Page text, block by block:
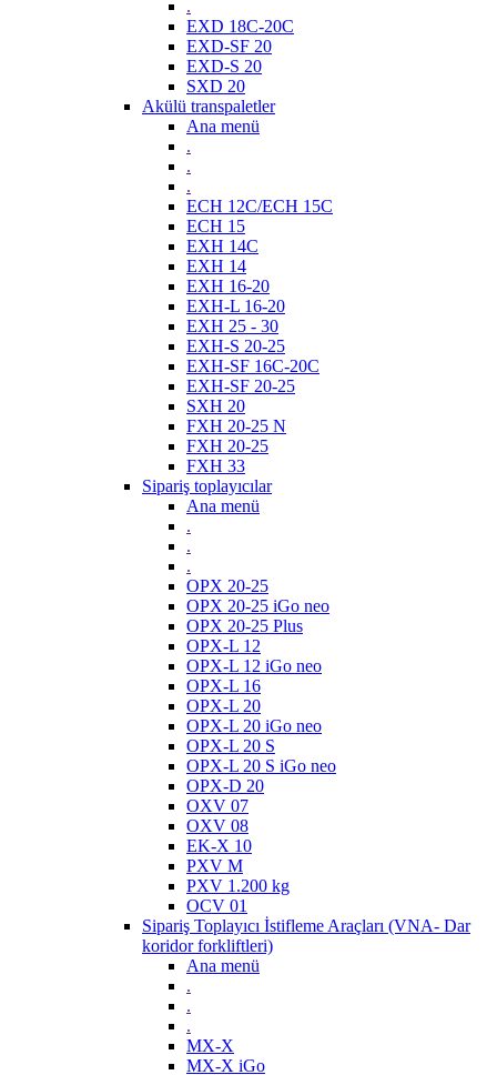
.
EXD 18C-20C
EXD-SF 20
EXD-S 20
SXD 20
Akülü transpaletler
Ana menü
.
.
.
ECH 12C/ECH 15C
ECH 15
EXH 14C
EXH 14
EXH 16-20
EXH-L 16-20
EXH 25 - 30
EXH-S 20-25
EXH-SF 16C-20C
EXH-SF 20-25
SXH 20
FXH 20-25 N
FXH 20-25
FXH 33
Sipariş toplayıcılar
Ana menü
.
.
.
OPX 20-25
OPX 20-25 iGo neo
OPX 20-25 Plus
OPX-L 12
OPX-L 12 iGo neo
OPX-L 16
OPX-L 20
OPX-L 20 iGo neo
OPX-L 20 S
OPX-L 20 S iGo neo
OPX-D 20
OXV 07
OXV 08
EK-X 10
PXV M
PXV 1.200 kg
OCV 01
Sipariş Toplayıcı İstifleme Araçları (VNA- Dar
koridor forkliftleri)
Ana menü
.
.
.
MX-X
MX-X iGo